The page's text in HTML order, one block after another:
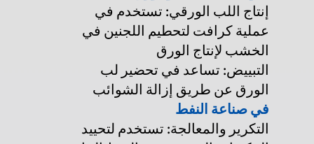
إنتاج اللب الورقي: تستخدم في
عملية كرافت لتحطيم اللجنين في
الخشب لإنتاج الورق
التبييض: تساعد في تحضير لب
الورق عن طريق إزالة الشوائب
في صناعة النفط
التكرير والمعالجة: تستخدم لتحييد